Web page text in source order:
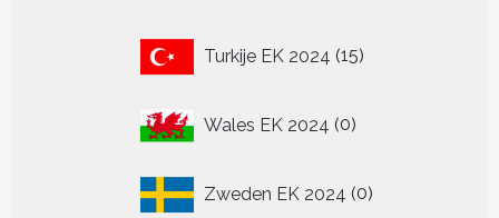
Turkije EK 2024 15
producten
Wales EK 2024 00
Zweden EK 2024 0
producten